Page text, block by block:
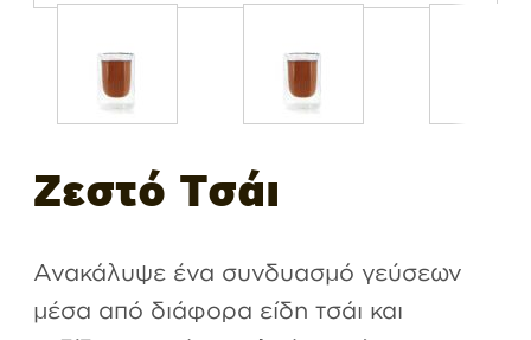
Ζεστό Τσάι
Ανακάλυψε ένα συνδυασμό γεύσεων
μέσα από διάφορα είδη τσάι και